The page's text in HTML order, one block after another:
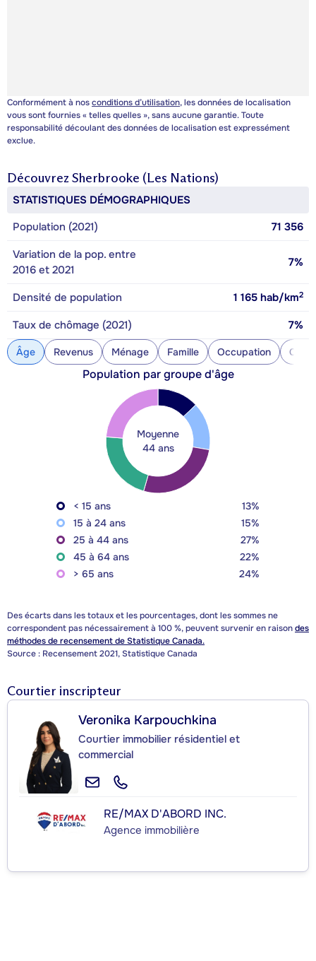
Conformément à nosconditions d’utilisation, les données de localisation
vous sont fournies « telles quelles », sans aucune garantie. Toute
responsabilité découlant des données de localisation est expressément
exclue.
Découvrez Sherbrooke (Les Nations)
STATISTIQUES DÉMOGRAPHIQUES
Population (2021)
71 356
Variation de la pop. entre
2016 et 2021
7%
Densité de population 1 165 hab/km2
Taux de chômage (2021) 7%
Âge Revenus Ménage Famille Occupation
Population par groupe d'âge
Moyenne
44 ans
< 15 ans
13%
15 à 24 ans
15%
25 à 44 ans
27%
45 à 64 ans
22%
> 65 ans
24%
Des écarts dans les totaux et les pourcentages, dont les sommes ne
correspondent pas nécessairement à 100 %, peuvent survenir en raisondes
méthodes de recensement de Statistique Canada.
Source : Recensement 2021, Statistique Canada
Courtier inscripteur
Veronika Karpouchkina
Courtier immobilier résidentiel et
commercial
RE/MAX D'ABORD INC.
Agence immobilière